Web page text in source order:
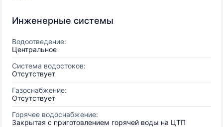
Инженерные системы
Водоотведение:
Центральное
Система водостоков:
Отсутствует
Газоснабжение:
Отсутствует
Горячее водоснабжение:
Закрытая с приготовлением горячей воды на ЦТП